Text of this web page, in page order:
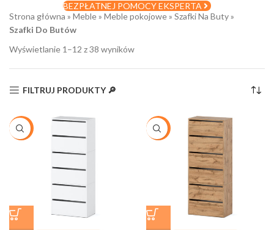
BEZPŁATNEJ POMOCY EKSPERTA
Strona główna » Meble» Meble pokojowe» Szafki Na Buty»
Szafki Do Butów
Wyświetlanie 1–12 z 38 wyników
FILTRUJ PRODUKTY 🔎
-26% -29%